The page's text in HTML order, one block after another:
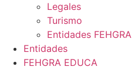
Legales
Turismo
Entidades FEHGRA
Entidades
FEHGRA EDUCA